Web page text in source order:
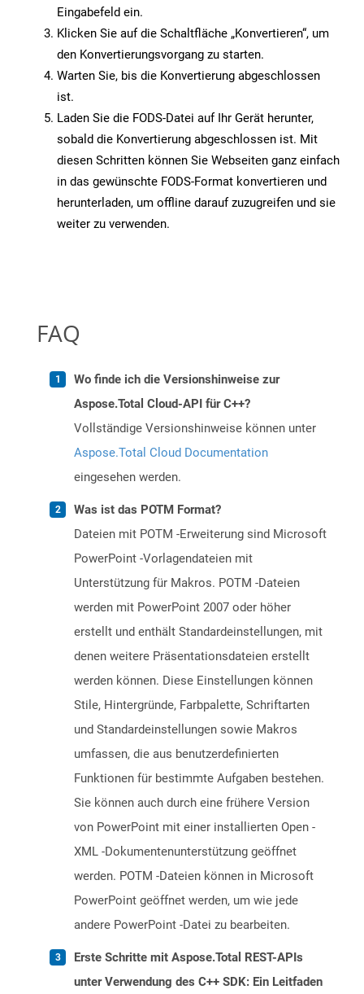
Eingabefeld ein.
Klicken Sie auf die Schaltfläche „Konvertieren“, um
den Konvertierungsvorgang zu starten.
Warten Sie, bis die Konvertierung abgeschlossen
ist.
Laden Sie die FODS-Datei auf Ihr Gerät herunter,
sobald die Konvertierung abgeschlossen ist. Mit
diesen Schritten können Sie Webseiten ganz einfach
in das gewünschte FODS-Format konvertieren und
herunterladen, um offline darauf zuzugreifen und sie
weiter zu verwenden.
FAQ
Wo finde ich die Versionshinweise zur
Aspose.Total Cloud-API für C++?
Vollständige Versionshinweise können unter
Aspose.Total Cloud Documentation
eingesehen werden.
Was ist das POTM Format?
Dateien mit POTM -Erweiterung sind Microsoft
PowerPoint -Vorlagendateien mit
Unterstützung für Makros. POTM -Dateien
werden mit PowerPoint 2007 oder höher
erstellt und enthält Standardeinstellungen, mit
denen weitere Präsentationsdateien erstellt
werden können. Diese Einstellungen können
Stile, Hintergründe, Farbpalette, Schriftarten
und Standardeinstellungen sowie Makros
umfassen, die aus benutzerdefinierten
Funktionen für bestimmte Aufgaben bestehen.
Sie können auch durch eine frühere Version
von PowerPoint mit einer installierten Open -
XML -Dokumentenunterstützung geöffnet
werden. POTM -Dateien können in Microsoft
PowerPoint geöffnet werden, um wie jede
andere PowerPoint -Datei zu bearbeiten.
Erste Schritte mit Aspose.Total REST-APIs
unter Verwendung des C++ SDK: Ein Leitfaden